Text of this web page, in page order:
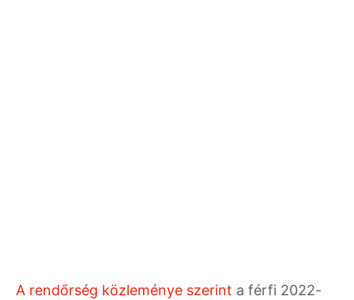
A rendőrség közleménye szerint a férfi 2022-